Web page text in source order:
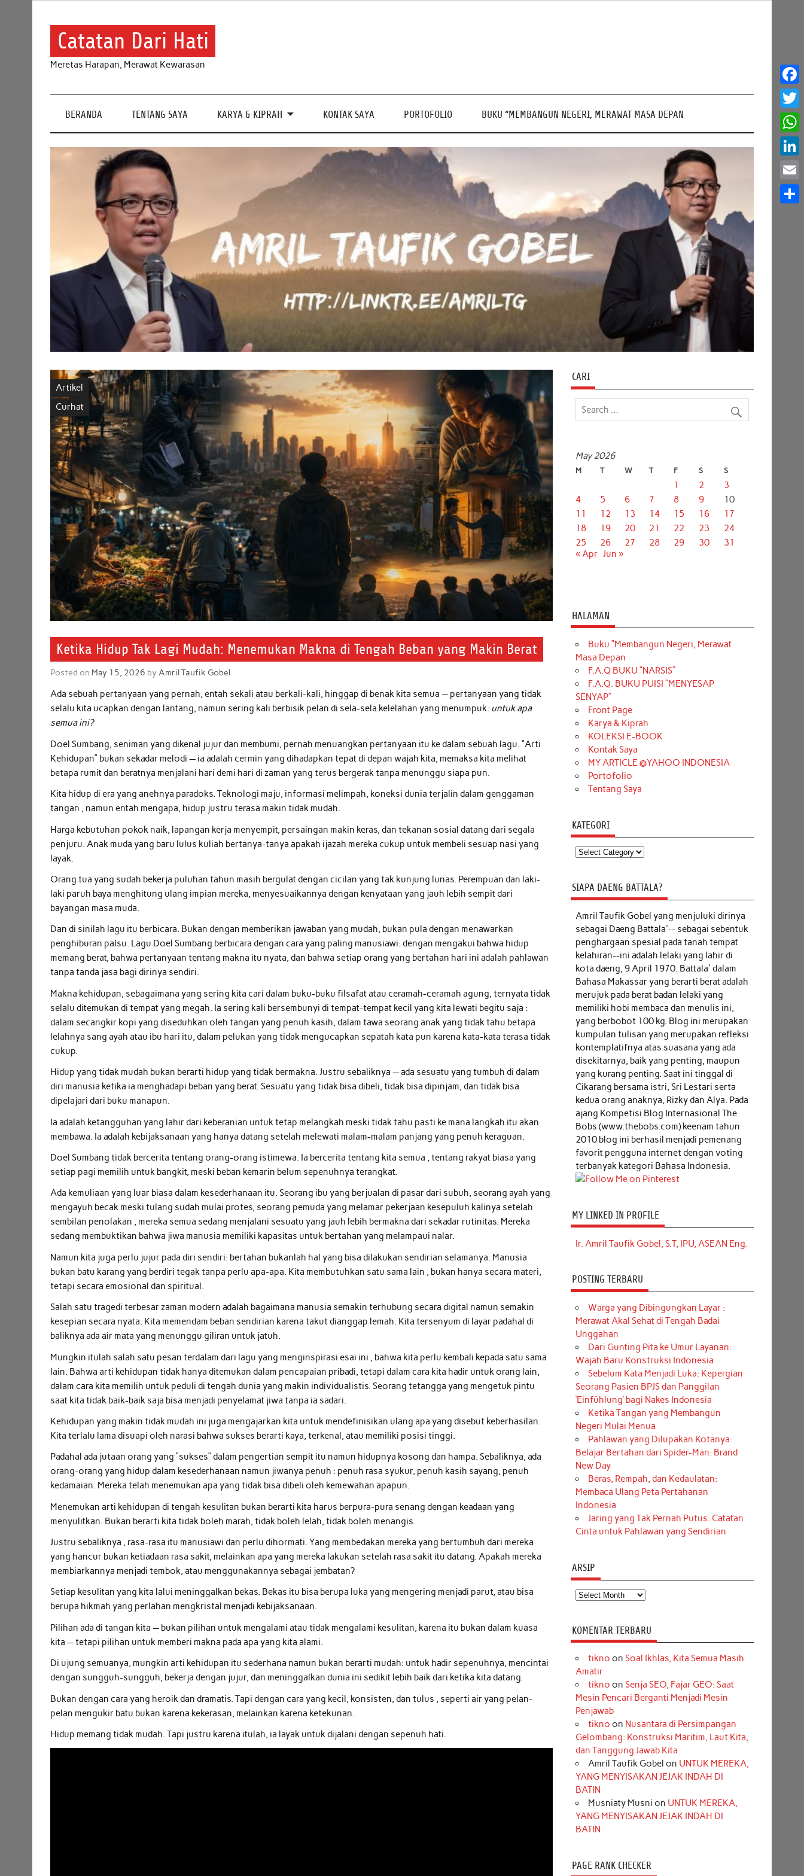
Catatan Dari Hati
Meretas Harapan, Merawat Kewarasan
BERANDA TENTANG SAYA KARYA & KIPRAH KONTAK SAYA PORTOFOLIO BUKU “MEMBANGUN NEGERI, MERAWAT MASA DEPAN
Artikel
Curhat
Ketika Hidup Tak Lagi Mudah: Menemukan Makna di Tengah Beban yang Makin Berat
Posted on May 15, 2026 byAmril Taufik Gobel
Ada sebuah pertanyaan yang pernah, entah sekali atau berkali-kali, hinggap di benak kita semua — pertanyaan yang tidak
selalu kita ucapkan dengan lantang, namun sering kali berbisik pelan di sela-sela kelelahan yang menumpuk: untuk apa
semua ini?
Doel Sumbang, seniman yang dikenal jujur dan membumi, pernah menuangkan pertanyaan itu ke dalam sebuah lagu. “Arti
Kehidupan” bukan sekadar melodi — ia adalah cermin yang dihadapkan tepat di depan wajah kita, memaksa kita melihat
betapa rumit dan beratnya menjalani hari demi hari di zaman yang terus bergerak tanpa menunggu siapa pun.
Kita hidup di era yang anehnya paradoks. Teknologi maju, informasi melimpah, koneksi dunia terjalin dalam genggaman
tangan , namun entah mengapa, hidup justru terasa makin tidak mudah.
Harga kebutuhan pokok naik, lapangan kerja menyempit, persaingan makin keras, dan tekanan sosial datang dari segala
penjuru. Anak muda yang baru lulus kuliah bertanya-tanya apakah ijazah mereka cukup untuk membeli sesuap nasi yang
layak.
Orang tua yang sudah bekerja puluhan tahun masih bergulat dengan cicilan yang tak kunjung lunas. Perempuan dan laki-
laki paruh baya menghitung ulang impian mereka, menyesuaikannya dengan kenyataan yang jauh lebih sempit dari
bayangan masa muda.
Dan di sinilah lagu itu berbicara. Bukan dengan memberikan jawaban yang mudah, bukan pula dengan menawarkan
penghiburan palsu. Lagu Doel Sumbang berbicara dengan cara yang paling manusiawi: dengan mengakui bahwa hidup
memang berat, bahwa pertanyaan tentang makna itu nyata, dan bahwa setiap orang yang bertahan hari ini adalah pahlawan
tanpa tanda jasa bagi dirinya sendiri.
Makna kehidupan, sebagaimana yang sering kita cari dalam buku-buku filsafat atau ceramah-ceramah agung, ternyata tidak
selalu ditemukan di tempat yang megah. Ia sering kali bersembunyi di tempat-tempat kecil yang kita lewati begitu saja :
dalam secangkir kopi yang diseduhkan oleh tangan yang penuh kasih, dalam tawa seorang anak yang tidak tahu betapa
lelahnya sang ayah atau ibu hari itu, dalam pelukan yang tidak mengucapkan sepatah kata pun karena kata-kata terasa tidak
cukup.
Hidup yang tidak mudah bukan berarti hidup yang tidak bermakna. Justru sebaliknya — ada sesuatu yang tumbuh di dalam
diri manusia ketika ia menghadapi beban yang berat. Sesuatu yang tidak bisa dibeli, tidak bisa dipinjam, dan tidak bisa
dipelajari dari buku manapun.
Ia adalah ketangguhan yang lahir dari keberanian untuk tetap melangkah meski tidak tahu pasti ke mana langkah itu akan
membawa. Ia adalah kebijaksanaan yang hanya datang setelah melewati malam-malam panjang yang penuh keraguan.
Doel Sumbang tidak bercerita tentang orang-orang istimewa. Ia bercerita tentang kita semua , tentang rakyat biasa yang
setiap pagi memilih untuk bangkit, meski beban kemarin belum sepenuhnya terangkat.
Ada kemuliaan yang luar biasa dalam kesederhanaan itu. Seorang ibu yang berjualan di pasar dari subuh, seorang ayah yang
mengayuh becak meski tulang sudah mulai protes, seorang pemuda yang melamar pekerjaan kesepuluh kalinya setelah
sembilan penolakan , mereka semua sedang menjalani sesuatu yang jauh lebih bermakna dari sekadar rutinitas. Mereka
sedang membuktikan bahwa jiwa manusia memiliki kapasitas untuk bertahan yang melampaui nalar.
Namun kita juga perlu jujur pada diri sendiri: bertahan bukanlah hal yang bisa dilakukan sendirian selamanya. Manusia
bukan batu karang yang berdiri tegak tanpa perlu apa-apa. Kita membutuhkan satu sama lain , bukan hanya secara materi,
tetapi secara emosional dan spiritual.
Salah satu tragedi terbesar zaman modern adalah bagaimana manusia semakin terhubung secara digital namun semakin
kesepian secara nyata. Kita memendam beban sendirian karena takut dianggap lemah. Kita tersenyum di layar padahal di
baliknya ada air mata yang menunggu giliran untuk jatuh.
Mungkin itulah salah satu pesan terdalam dari lagu yang menginspirasi esai ini , bahwa kita perlu kembali kepada satu sama
lain. Bahwa arti kehidupan tidak hanya ditemukan dalam pencapaian pribadi, tetapi dalam cara kita hadir untuk orang lain,
dalam cara kita memilih untuk peduli di tengah dunia yang makin individualistis. Seorang tetangga yang mengetuk pintu
saat kita tidak baik-baik saja bisa menjadi penyelamat jiwa tanpa ia sadari.
Kehidupan yang makin tidak mudah ini juga mengajarkan kita untuk mendefinisikan ulang apa yang disebut keberhasilan.
Kita terlalu lama disuapi oleh narasi bahwa sukses berarti kaya, terkenal, atau memiliki posisi tinggi.
Padahal ada jutaan orang yang “sukses” dalam pengertian sempit itu namun hidupnya kosong dan hampa. Sebaliknya, ada
orang-orang yang hidup dalam kesederhanaan namun jiwanya penuh : penuh rasa syukur, penuh kasih sayang, penuh
kedamaian. Mereka telah menemukan apa yang tidak bisa dibeli oleh kemewahan apapun.
Menemukan arti kehidupan di tengah kesulitan bukan berarti kita harus berpura-pura senang dengan keadaan yang
menyulitkan. Bukan berarti kita tidak boleh marah, tidak boleh lelah, tidak boleh menangis.
Justru sebaliknya , rasa-rasa itu manusiawi dan perlu dihormati. Yang membedakan mereka yang bertumbuh dari mereka
yang hancur bukan ketiadaan rasa sakit, melainkan apa yang mereka lakukan setelah rasa sakit itu datang. Apakah mereka
membiarkannya menjadi tembok, atau menggunakannya sebagai jembatan?
Setiap kesulitan yang kita lalui meninggalkan bekas. Bekas itu bisa berupa luka yang mengering menjadi parut, atau bisa
berupa hikmah yang perlahan mengkristal menjadi kebijaksanaan.
Pilihan ada di tangan kita — bukan pilihan untuk mengalami atau tidak mengalami kesulitan, karena itu bukan dalam kuasa
kita — tetapi pilihan untuk memberi makna pada apa yang kita alami.
Di ujung semuanya, mungkin arti kehidupan itu sederhana namun bukan berarti mudah: untuk hadir sepenuhnya, mencintai
dengan sungguh-sungguh, bekerja dengan jujur, dan meninggalkan dunia ini sedikit lebih baik dari ketika kita datang.
Bukan dengan cara yang heroik dan dramatis. Tapi dengan cara yang kecil, konsisten, dan tulus , seperti air yang pelan-
pelan mengukir batu bukan karena kekerasan, melainkan karena ketekunan.
Hidup memang tidak mudah. Tapi justru karena itulah, ia layak untuk dijalani dengan sepenuh hati.
CARI
May 2026
M T W T F S S
1 2
3
4
5 6 7 8 9
10
11
12 13 14 15 16
17
18
19 20 21 22 23
24
25
26 27 28 29 30
31
« Apr Jun »
HALAMAN
Buku “Membangun Negeri, Merawat
Masa Depan
F.A.Q BUKU “NARSIS”
F.A.Q. BUKU PUISI “MENYESAP
SENYAP”
Front Page
Karya & Kiprah
KOLEKSI E-BOOK
Kontak Saya
MY ARTICLE @YAHOO INDONESIA
Portofolio
Tentang Saya
KATEGORI
Kategori
SIAPA DAENG BATTALA?
Amril Taufik Gobel yang menjuluki dirinya
sebagai Daeng Battala'-- sebagai sebentuk
penghargaan spesial pada tanah tempat
kelahiran--ini adalah lelaki yang lahir di
kota daeng, 9 April 1970. Battala' dalam
Bahasa Makassar yang berarti berat adalah
merujuk pada berat badan lelaki yang
memiliki hobi membaca dan menulis ini,
yang berbobot 100 kg. Blog ini merupakan
kumpulan tulisan yang merupakan refleksi
kontemplatifnya atas suasana yang ada
disekitarnya, baik yang penting, maupun
yang kurang penting. Saat ini tinggal di
Cikarang bersama istri, Sri Lestari serta
kedua orang anaknya, Rizky dan Alya. Pada
ajang Kompetisi Blog Internasional The
Bobs (www.thebobs.com) keenam tahun
2010 blog ini berhasil menjadi pemenang
favorit pengguna internet dengan voting
terbanyak kategori Bahasa Indonesia.
MY LINKED IN PROFILE
Ir. Amril Taufik Gobel, S.T, IPU, ASEAN Eng.
POSTING TERBARU
Warga yang Dibingungkan Layar :
Merawat Akal Sehat di Tengah Badai
Unggahan
Dari Gunting Pita ke Umur Layanan:
Wajah Baru Konstruksi Indonesia
Sebelum Kata Menjadi Luka: Kepergian
Seorang Pasien BPJS dan Panggilan
‘Einfühlung’ bagi Nakes Indonesia
Ketika Tangan yang Membangun
Negeri Mulai Menua
Pahlawan yang Dilupakan Kotanya:
Belajar Bertahan dari Spider-Man: Brand
New Day
Beras, Rempah, dan Kedaulatan:
Membaca Ulang Peta Pertahanan
Indonesia
Jaring yang Tak Pernah Putus: Catatan
Cinta untuk Pahlawan yang Sendirian
ARSIP
Arsip
KOMENTAR TERBARU
tikno on Soal Ikhlas, Kita Semua Masih
Amatir
tikno on Senja SEO, Fajar GEO: Saat
Mesin Pencari Berganti Menjadi Mesin
Penjawab
tikno on Nusantara di Persimpangan
Gelombang: Konstruksi Maritim, Laut Kita,
dan Tanggung Jawab Kita
Amril Taufik Gobel on UNTUK MEREKA,
YANG MENYISAKAN JEJAK INDAH DI
BATIN
Musniaty Musni on UNTUK MEREKA,
YANG MENYISAKAN JEJAK INDAH DI
BATIN
PAGE RANK CHECKER
Email